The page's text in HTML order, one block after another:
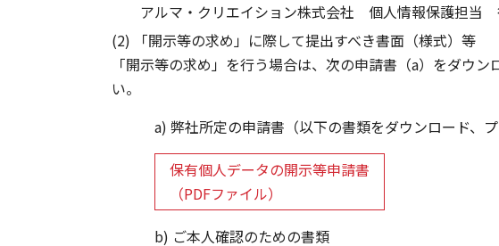
アルマ・クリエイション株式会社 個人情報保護担当
(2) 「開示等の求め」に際して提出すべき書面（様式）等
「開示等の求め」を行う場合は、次の申請書（a）をダウ
い。
a) 弊社所定の申請書（以下の書類をダウンロード、
保有個人データの開示等申請書
（PDFファイル）
b) ご本人確認のための書類